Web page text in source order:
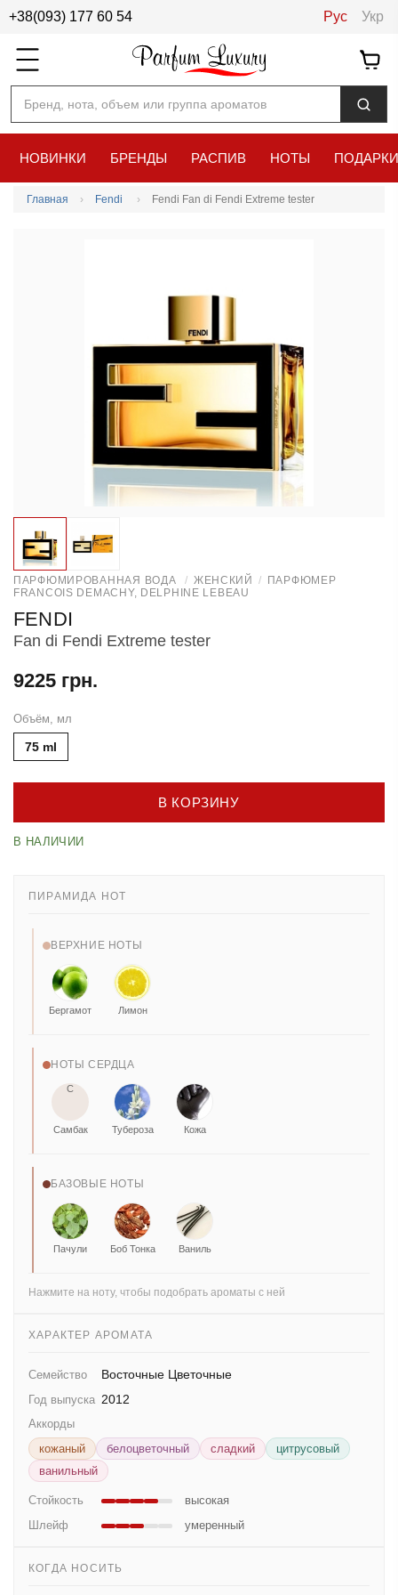
+38(093) 177 60 54 Рус Укр
Бренд, нота, объем или группа ароматов
НОВИНКИ БРЕНДЫ РАСПИВ НОТЫ ПОДАРКИ
Главная Fendi Fendi Fan di Fendi Extreme tester
ПАРФЮМИРОВАННАЯ ВОДА / ЖЕНСКИЙ /
ПАРФЮМЕР
FRANCOIS DEMACHY, DELPHINE LEBEAU
FENDI
Fan di Fendi Extreme tester
9225 грн.
Объём, мл
75 ml
В КОРЗИНУ
В НАЛИЧИИ
ПИРАМИДА НОТ
ВЕРХНИЕ НОТЫ
Бергамот Лимон
НОТЫ СЕРДЦА
С
Самбак Тубероза Кожа
БАЗОВЫЕ НОТЫ
Пачули Боб Тонка Ваниль
Нажмите на ноту, чтобы подобрать ароматы с ней
ХАРАКТЕР АРОМАТА
Семейство Восточные Цветочные
Год выпуска 2012
Аккорды
кожаный
белоцветочный сладкий
цитрусовый
ванильный
Стойкость
высокая
Шлейф
умеренный
КОГДА НОСИТЬ